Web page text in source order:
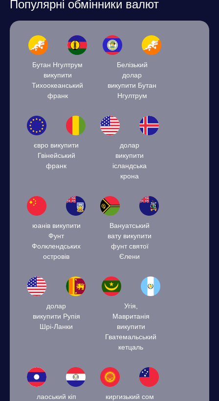
Популярні обмінники валют
Бутан Нгултрум
викупити
Тихоокеанський
франк
Белізький
долар
викупити Бутан
Нгултрум
євро викупити
Гвінейський
франк
долар
викупити
ісландська
крона
юанів викупити
Фунт
Фолклендських
островів
Вануатський
вату викупити
фунт святої
Єлени
долар
викупити Рупія
Шрі-Ланки
Угія,
Мавританія
викупити
Гватемальський
кетцаль
лаоський кіп
киргизький сом